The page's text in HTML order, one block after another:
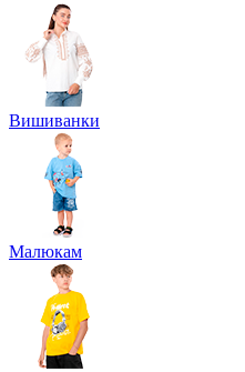
Вишиванки
Малюкам